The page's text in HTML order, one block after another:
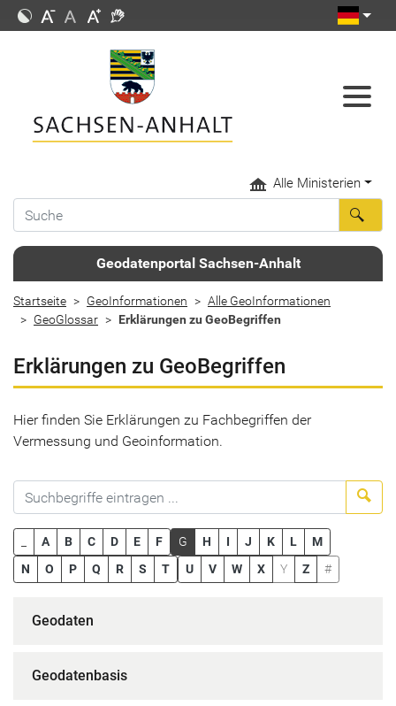
Alle Ministerien
Geodatenportal Sachsen-Anhalt
Startseite GeoInformationen
Alle GeoInformationen
GeoGlossar
Erklärungen zu GeoBegriffen
Erklärungen zu GeoBegriffen
Hier finden Sie Erklärungen zu Fachbegriffen der
Vermessung und Geoinformation.
A B C D E F G H I J K L
M
N
O P Q R S T U V W X Y Z #
Geodaten
Geodatenbasis